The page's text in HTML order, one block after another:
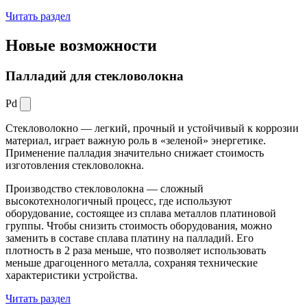
Читать раздел
Новые возможности
Палладий для стекловолокна
Pd
Стекловолокно — легкий, прочный и устойчивый к коррозии
материал, играет важную роль в «зеленой» энергетике.
Применение палладия значительно снижает стоимость
изготовления стекловолокна.
Производство стекловолокна — сложный
высокотехнологичный процесс, где используют
оборудование, состоящее из сплава металлов платиновой
группы. Чтобы снизить стоимость оборудования, можно
заменить в составе сплава платину на палладий. Его
плотность в 2 раза меньше, что позволяет использовать
меньше драгоценного металла, сохраняя технические
характеристики устройства.
Читать раздел